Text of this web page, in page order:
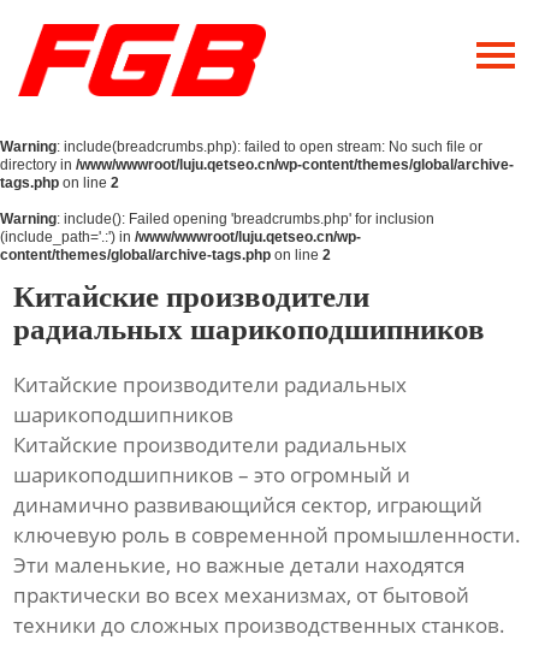
Главная
О Нас
Продукция
Новости
Warning: include(breadcrumbs.php): failed to open stream: No such file or
directory in /www/wwwroot/luju.qetseo.cn/wp-content/themes/global/archive-
tags.php on line 2
Warning: include(): Failed opening 'breadcrumbs.php' for inclusion
(include_path='.:') in /www/wwwroot/luju.qetseo.cn/wp-
content/themes/global/archive-tags.php on line 2
Китайские производители
радиальных шарикоподшипников
Китайские производители радиальных
шарикоподшипников
Китайские производители радиальных
шарикоподшипников – это огромный и
динамично развивающийся сектор, играющий
ключевую роль в современной промышленности.
Эти маленькие, но важные детали находятся
практически во всех механизмах, от бытовой
техники до сложных производственных станков.